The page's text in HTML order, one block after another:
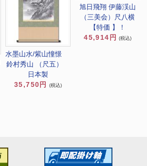
水墨山水/紫山憧憬
鈴村秀山 （尺五）
日本製
35,750円
(税込)
旭日飛翔 伊藤渓山
（三美会）尺八横
【特価 】！
45,914円
(税込)